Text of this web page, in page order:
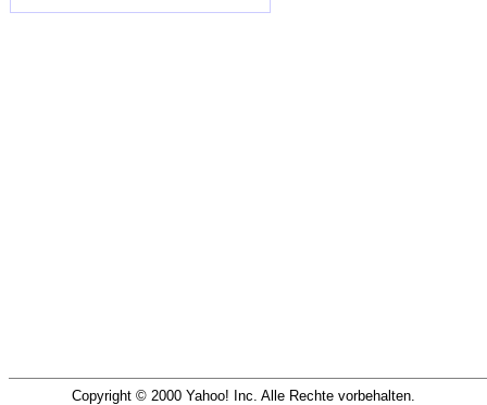
Copyright © 2000 Yahoo! Inc. Alle Rechte vorbehalten.